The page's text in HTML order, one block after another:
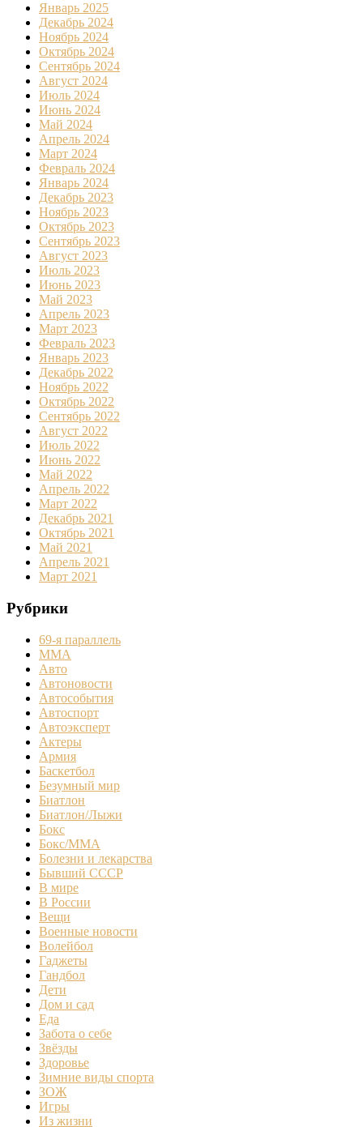
Январь 2025
Декабрь 2024
Ноябрь 2024
Октябрь 2024
Сентябрь 2024
Август 2024
Июль 2024
Июнь 2024
Май 2024
Апрель 2024
Март 2024
Февраль 2024
Январь 2024
Декабрь 2023
Ноябрь 2023
Октябрь 2023
Сентябрь 2023
Август 2023
Июль 2023
Июнь 2023
Май 2023
Апрель 2023
Март 2023
Февраль 2023
Январь 2023
Декабрь 2022
Ноябрь 2022
Октябрь 2022
Сентябрь 2022
Август 2022
Июль 2022
Июнь 2022
Май 2022
Апрель 2022
Март 2022
Декабрь 2021
Октябрь 2021
Май 2021
Апрель 2021
Март 2021
Рубрики
69-я параллель
MMA
Авто
Автоновости
Автособытия
Автоспорт
Автоэксперт
Актеры
Армия
Баскетбол
Безумный мир
Биатлон
Биатлон/Лыжи
Бокс
Бокс/MMA
Болезни и лекарства
Бывший СССР
В мире
В России
Вещи
Военные новости
Волейбол
Гаджеты
Гандбол
Дети
Дом и сад
Еда
Забота о себе
Звёзды
Здоровье
Зимние виды спорта
ЗОЖ
Игры
Из жизни